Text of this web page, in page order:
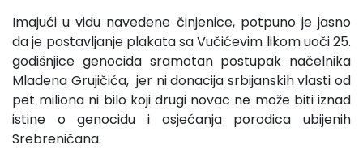
Imajući u vidu navedene činjenice, potpuno je jasno
da je postavljanje plakata sa Vučićevim likom uoči 25.
godišnjice genocida sramotan postupak načelnika
Mladena Grujičića, jer ni donacija srbijanskih vlasti od
pet miliona ni bilo koji drugi novac ne može biti iznad
istine o genocidu i osjećanja porodica ubijenih
Srebreničana.